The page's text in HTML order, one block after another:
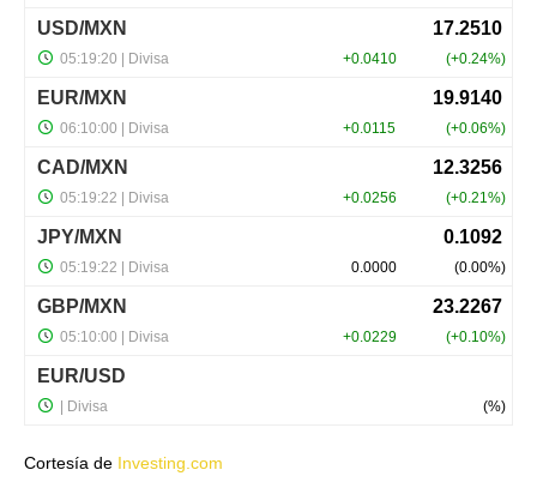
Cortesía de Investing.com